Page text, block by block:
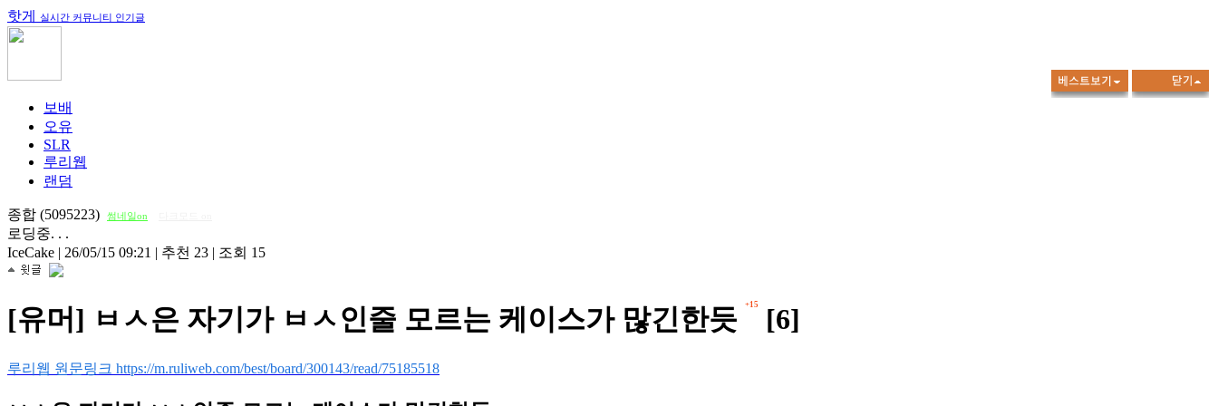
핫게 실시간 커뮤니티 인기글
보배
오유
SLR
루리웹
랜덤
종합 (5095223) 썸네일on
로딩중. . .
IceCake | 26/05/15 09:21 | 추천 23 | 조회 15
[유머] ㅂㅅ은 자기가 ㅂㅅ인줄 모르는 케이스가 많긴한듯 +15 [6]
루리웹 원문링크 https://m.ruliweb.com/best/board/300143/read/75185518